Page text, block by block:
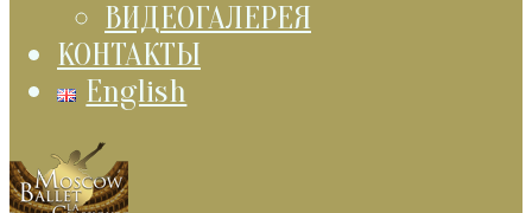
ВИДЕОГАЛЕРЕЯ
КОНТАКТЫ
English